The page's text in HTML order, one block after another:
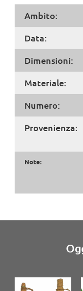
Ambito:
Data:
Dimensioni:
Materiale:
Numero:
Provenienza:
Note: